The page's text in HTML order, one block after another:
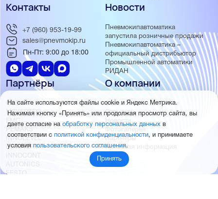
Новости
Пневмокипавтоматика
запустила розничные продажи
Пневмокипавтоматика –
официальный дистрибьютор
Промышленной автоматики
РИДАН
Партнёры
ОВЕН
MEYERTEC
EMC
PEMAKS
INNOLEVEL
INNOVERT
INNOCONT
AUTONICS
FESTO
О компании
О нас
Отзывы
Новости
Фотогалерея
Партнёры
Правовая информация
Контакты
+7 (960) 953-19-99
sales@pnevmokip.ru
Пн-Пт: 9:00 до 18:00
На сайте используются файлы cookie и Яндекс Метрика.
Нажимая кнопку «Принять» или продолжая просмотр сайта, вы
даете согласие на обработку персональных данных в
соответствии с политикой конфиденциальности, и принимаете
условияпользовательского соглашения.
Принять